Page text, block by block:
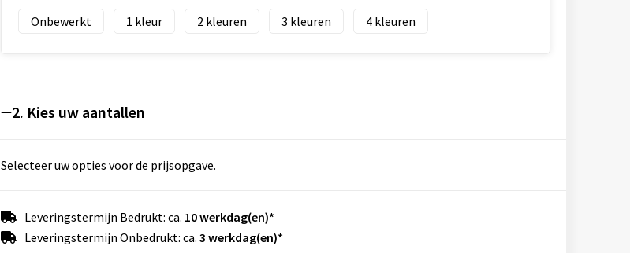
Onbewerkt
1 2 3 4
2. Kies uw aantallen
Selecteer uw opties voor de prijsopgave.
Leveringstermijn Bedrukt: ca. 10 werkdag(en)*
Leveringstermijn Onbedrukt: ca. 3 werkdag(en)*